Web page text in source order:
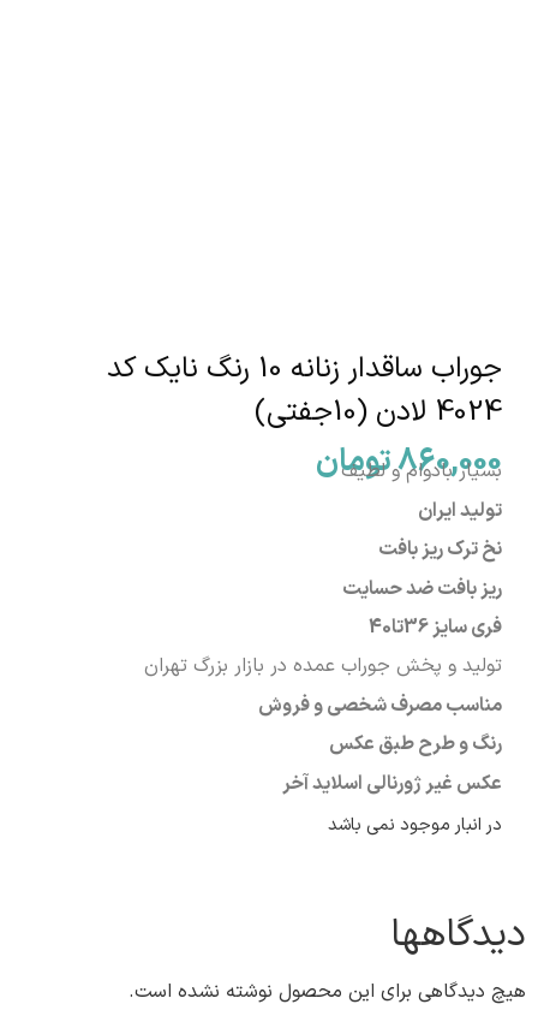
جوراب ساقدار زنانه 10 رنگ نایک کد
4024 لادن (10جفتی)
860,000تومان
بسیار بادوام و لطیف
تولید ایران
نخ ترک ریز بافت
ریز بافت ضد حسایت
فری سایز36تا40
تولید و پخش جوراب عمده در بازار بزرگ تهران
مناسب مصرف شخصی و فروش
رنگ و طرح طبق عکس
عکس غیر ژورنالی اسلاید آخر
در انبار موجود نمی باشد
دیدگاهها
هیچ دیدگاهی برای این محصول نوشته نشده است.